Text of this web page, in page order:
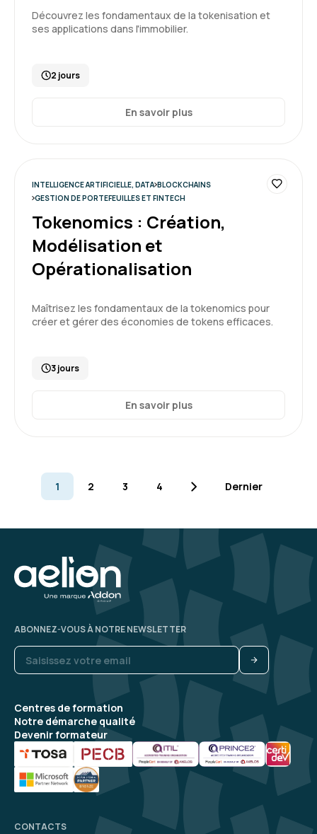
Découvrez les fondamentaux de la tokenisation et
ses applications dans l'immobilier.
2 jours
En savoir plus
INTELLIGENCE ARTIFICIELLE, DATA BLOCKCHAINS
GESTION DE PORTEFEUILLES ET FINTECH
Tokenomics : Création,
Modélisation et
Opérationalisation
Maîtrisez les fondamentaux de la tokenomics pour
créer et gérer des économies de tokens efficaces.
3 jours
En savoir plus
1 2 3 4 Dernier
Centres de formation
Notre démarche qualité
Devenir formateur
ABONNEZ-VOUS À NOTRE NEWSLETTER
CONTACTS